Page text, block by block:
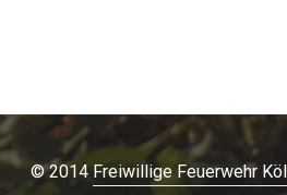
© 2014 Freiwillige Feuerwehr